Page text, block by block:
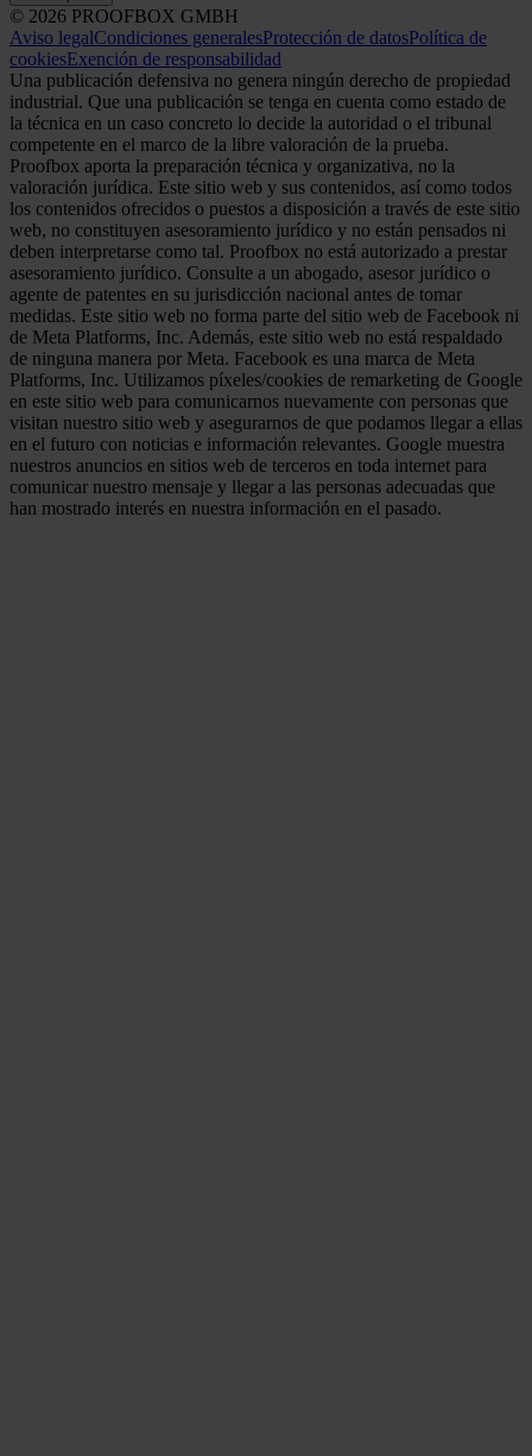
© 2026 PROOFBOX GMBH
Aviso legalCondiciones generalesProtección de datosPolítica de
cookiesExención de responsabilidad
Una publicación defensiva no genera ningún derecho de propiedad
industrial. Que una publicación se tenga en cuenta como estado de
la técnica en un caso concreto lo decide la autoridad o el tribunal
competente en el marco de la libre valoración de la prueba.
Proofbox aporta la preparación técnica y organizativa, no la
valoración jurídica. Este sitio web y sus contenidos, así como todos
los contenidos ofrecidos o puestos a disposición a través de este sitio
web, no constituyen asesoramiento jurídico y no están pensados ni
deben interpretarse como tal. Proofbox no está autorizado a prestar
asesoramiento jurídico. Consulte a un abogado, asesor jurídico o
agente de patentes en su jurisdicción nacional antes de tomar
medidas. Este sitio web no forma parte del sitio web de Facebook ni
de Meta Platforms, Inc. Además, este sitio web no está respaldado
de ninguna manera por Meta. Facebook es una marca de Meta
Platforms, Inc. Utilizamos píxeles/cookies de remarketing de Google
en este sitio web para comunicarnos nuevamente con personas que
visitan nuestro sitio web y asegurarnos de que podamos llegar a ellas
en el futuro con noticias e información relevantes. Google muestra
nuestros anuncios en sitios web de terceros en toda internet para
comunicar nuestro mensaje y llegar a las personas adecuadas que
han mostrado interés en nuestra información en el pasado.